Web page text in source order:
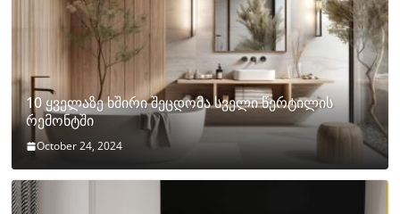
10 ყველაზე ხშირი შეცდომა სველი წერტილის
რემონტში
October 24, 2024